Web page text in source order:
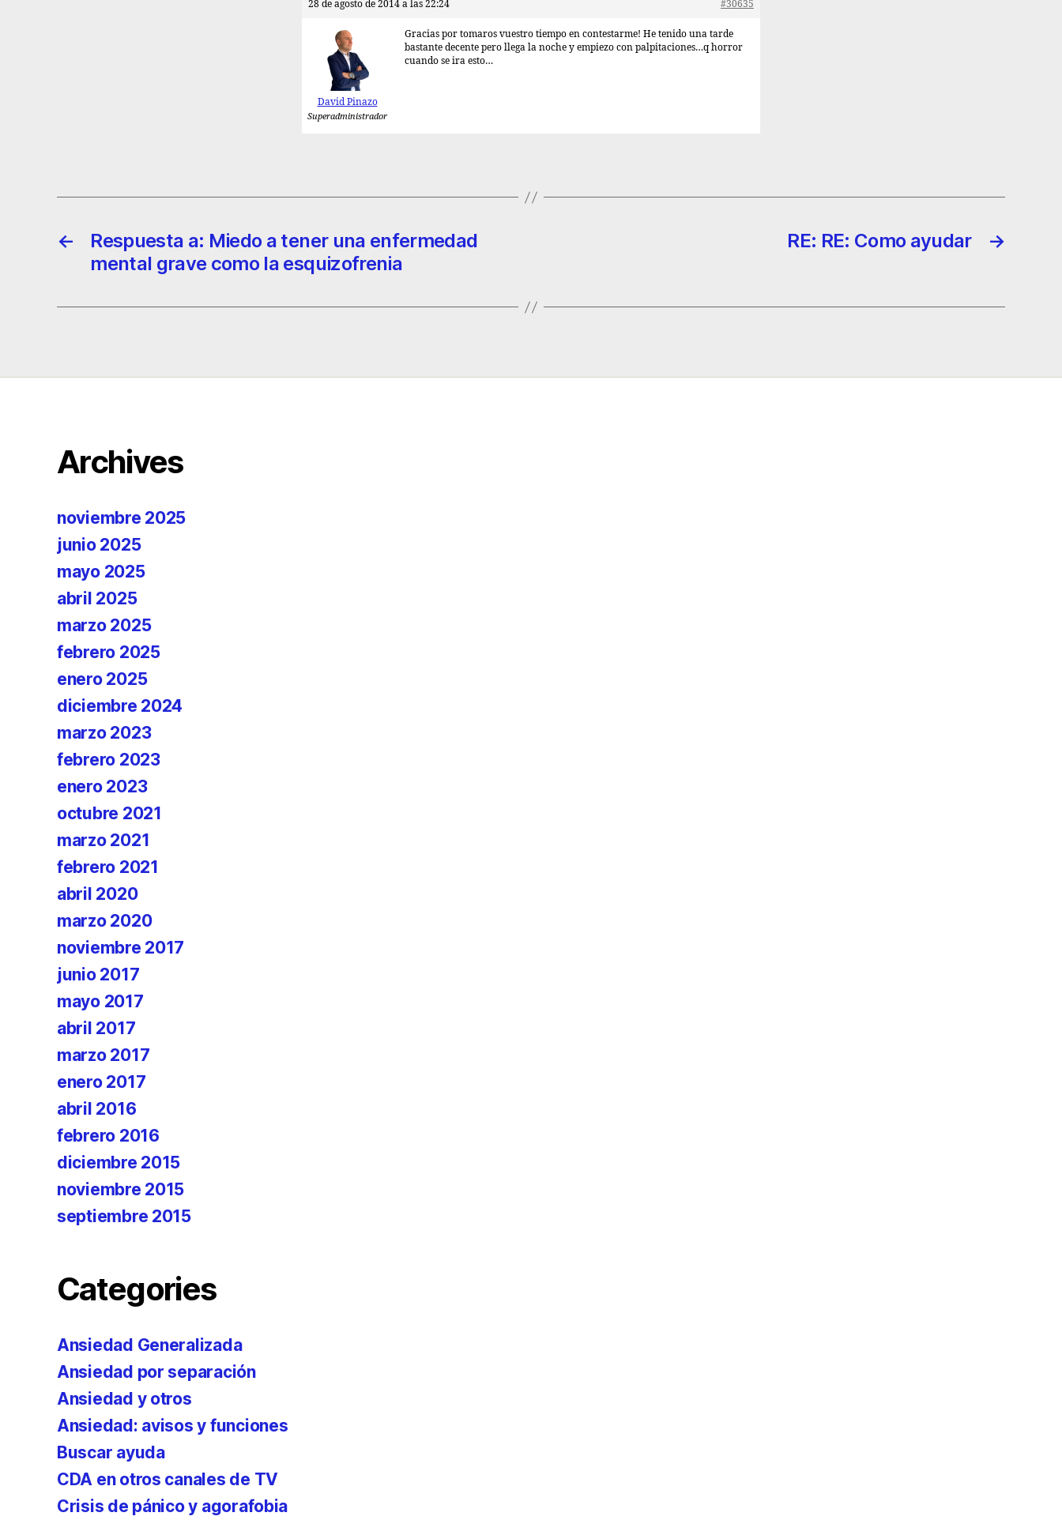
28 de agosto de 2014 a las 22:24 #30635
David Pinazo
Superadministrador
Gracias por tomaros vuestro tiempo en contestarme! He tenido una tarde
bastante decente pero llega la noche y empiezo con palpitaciones…q horror
cuando se ira esto…
←
Respuesta a: Miedo a tener una enfermedad
mental grave como la esquizofrenia
→
RE: RE: Como ayudar
Archives
noviembre 2025
junio 2025
mayo 2025
abril 2025
marzo 2025
febrero 2025
enero 2025
diciembre 2024
marzo 2023
febrero 2023
enero 2023
octubre 2021
marzo 2021
febrero 2021
abril 2020
marzo 2020
noviembre 2017
junio 2017
mayo 2017
abril 2017
marzo 2017
enero 2017
abril 2016
febrero 2016
diciembre 2015
noviembre 2015
septiembre 2015
Categories
Ansiedad Generalizada
Ansiedad por separación
Ansiedad y otros
Ansiedad: avisos y funciones
Buscar ayuda
CDA en otros canales de TV
Crisis de pánico y agorafobia